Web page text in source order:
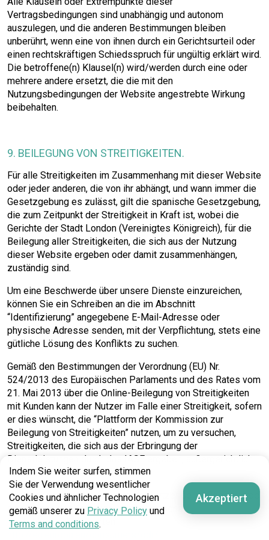
Vertragsbedingungen sind unabhängig und autonom
auszulegen, und die anderen Bestimmungen bleiben
unberührt, wenn eine von ihnen durch ein Gerichtsurteil oder
einen rechtskräftigen Schiedsspruch für ungültig erklärt wird.
Die betroffene(n) Klausel(n) wird/werden durch eine oder
mehrere andere ersetzt, die die mit den
Nutzungsbedingungen der Website angestrebte Wirkung
beibehalten.
9. BEILEGUNG VON STREITIGKEITEN.
Für alle Streitigkeiten im Zusammenhang mit dieser Website
oder jeder anderen, die von ihr abhängt, und wann immer die
Gesetzgebung es zulässt, gilt die spanische Gesetzgebung,
die zum Zeitpunkt der Streitigkeit in Kraft ist, wobei die
Gerichte der Stadt London (Vereinigtes Königreich), für die
Beilegung aller Streitigkeiten, die sich aus der Nutzung
dieser Website ergeben oder damit zusammenhängen,
zuständig sind.
Um eine Beschwerde über unsere Dienste einzureichen,
können Sie ein Schreiben an die im Abschnitt
“Identifizierung” angegebene E-Mail-Adresse oder
physische Adresse senden, mit der Verpflichtung, stets eine
gütliche Lösung des Konflikts zu suchen.
Gemäß den Bestimmungen der Verordnung (EU) Nr.
524/2013 des Europäischen Parlaments und des Rates vom
21. Mai 2013 über die Online-Beilegung von Streitigkeiten
mit Kunden kann der Nutzer im Falle einer Streitigkeit, sofern
er dies wünscht, die “Plattform der Kommission zur
Beilegung von Streitigkeiten” nutzen, um zu versuchen,
Streitigkeiten, die sich aus der Erbringung der
Dienstleistungen durch das IASE ergeben, außergerichtlich
beizulegen.
Über den folgenden Link kann der Nutzer seine Beschwerde
an eine von der Kommission zugelassene
Schlichtungsstelle richten:
Indem Sie weiter surfen, stimmen
Sie der Verwendung wesentlicher
Cookies und ähnlicher Technologien
gemäß unserer zu Privacy Policy und
Terms and conditions.
Akzeptiert